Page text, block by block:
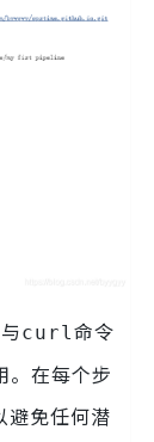
curl命令
在每个步
避免任何潜